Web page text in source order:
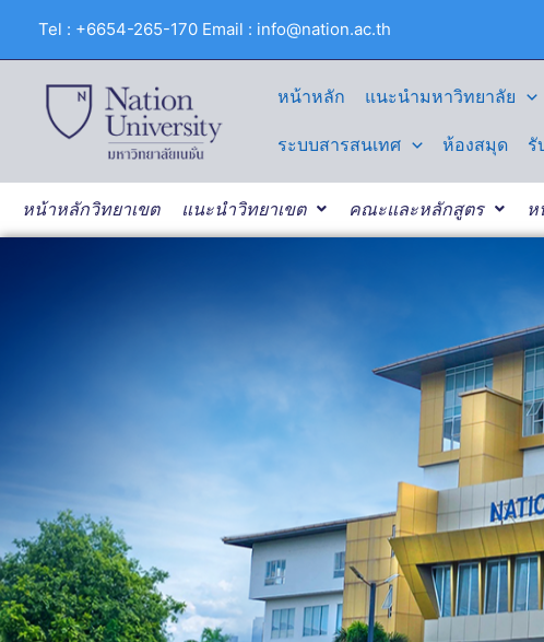
Tel : +6654-265-170 Email : info@nation.ac.th
หน้าหลัก แนะนำมหาวิทยาลัย
ระบบสารสนเทศ ห้องสมุด รั
หน้าหลักวิทยาเขต แนะนำวิทยาเขต คณะและหลักสูตร ห